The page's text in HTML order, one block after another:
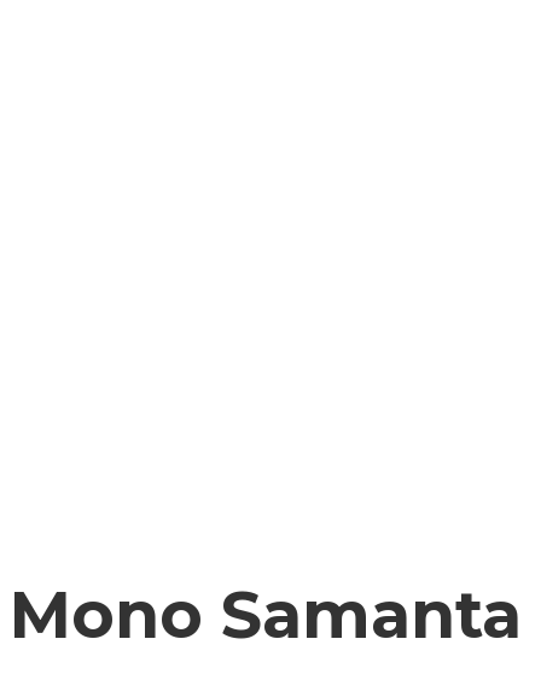
Mono Samanta